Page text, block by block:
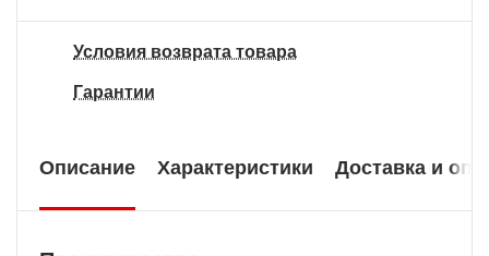
Условия возврата товара
Гарантии
Описание Характеристики Доставка и